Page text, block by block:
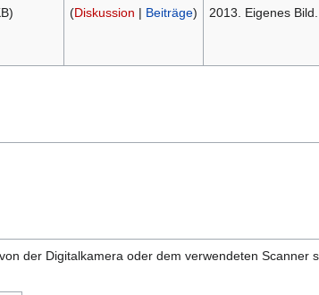
(Diskussion | Beiträge)
2013. Eigenes Bild.
der Digitalkamera oder dem verwendeten